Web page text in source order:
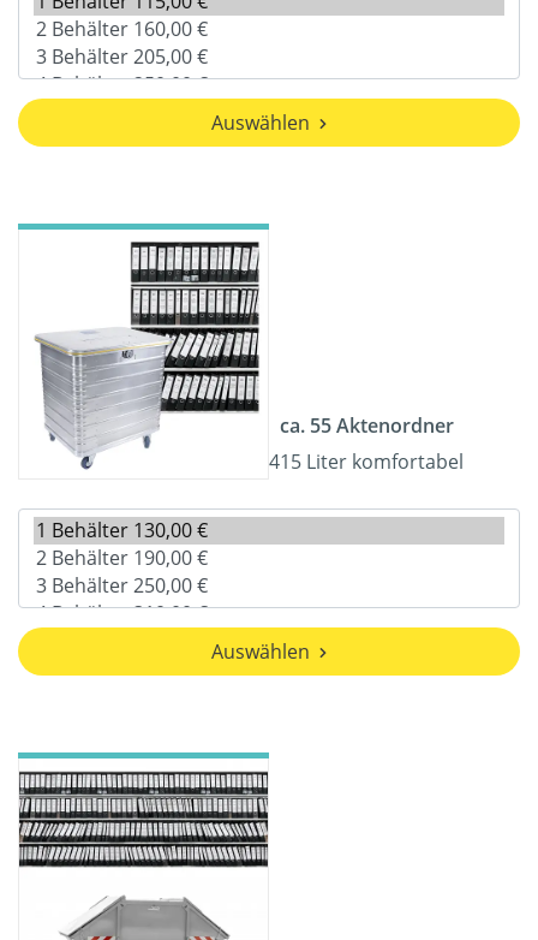
Auswählen
ca. 55 Aktenordner
415 Liter komfortabel
Auswählen